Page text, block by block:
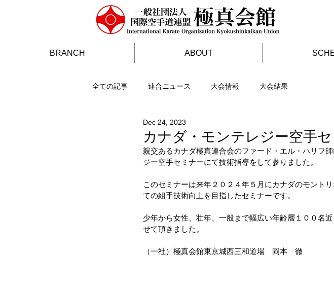
BRANCH ABOUT
全ての記事 連合ニュース 大会情報 大会結果
カナダ・モンテレジー空手
Dec 24, 2023
親交あるカナダ極真連合会のファード・エル・ハリフ
ジー空手セミナーにて技術指導をして参りました。
このセミナーは来年２０２４年５月にカナダのモント
ての組手技術向上を目指したセミナーです。
少年から女性、壮年、一般まで幅広い年齢層１００名
せて頂きました。
（一社）極真会館東京城西三和道場　岡本　徹